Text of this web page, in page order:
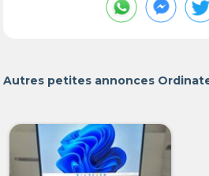
Autres petites annonces